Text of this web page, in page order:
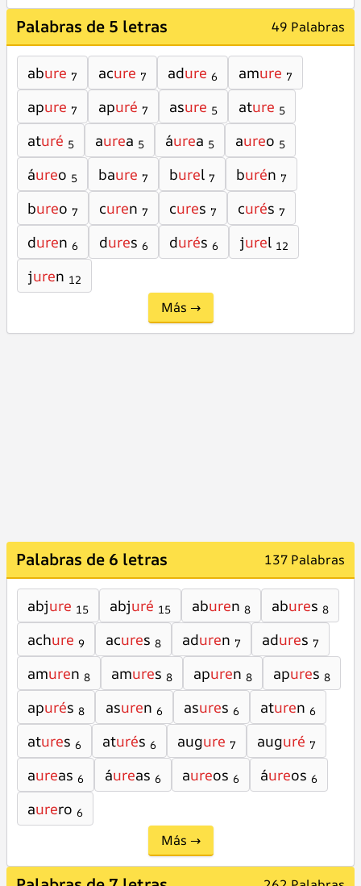
Palabras de 5 letras 49 Palabras
abure 7 acure 7 adure 6 amure 7
apure 7 apuré 7 asure 5 ature 5
aturé 5 aurea 5 áurea 5 aureo 5
áureo 5 baure 7 burel 7 burén 7
bureo 7 curen 7 cures 7 curés 7
duren 6 dures 6 durés 6 jurel 12
juren 12
Más →
Palabras de 6 letras 137 Palabras
abjure 15 abjuré 15 aburen 8 abures 8
achure 9 acures 8 aduren 7 adures 7
amuren 8 amures 8 apuren 8 apures 8
apurés 8 asuren 6 asures 6 aturen 6
atures 6 aturés 6 augure 7 auguré 7
aureas 6 áureas 6 aureos 6 áureos 6
aurero 6
Más →